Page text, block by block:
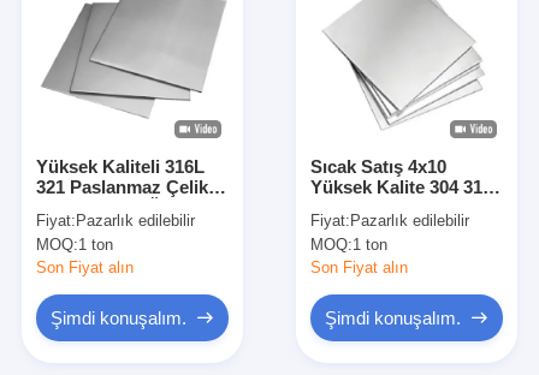
Yüksek Kaliteli 316L
321 Paslanmaz Çelik
Aletleri İçin Paslanmaz
Plak
Fiyat: Pazarlık edilebilir
MOQ:1 ton
Son Fiyat alın
Şimdi konuşalım.
Sıcak Satış 4x10
Yüksek Kalite 304 316
Yaprak / Plak / Daire
1.5mm 3mm
Fiyat: Pazarlık edilebilir
MOQ:1 ton
Son Fiyat alın
Şimdi konuşalım.